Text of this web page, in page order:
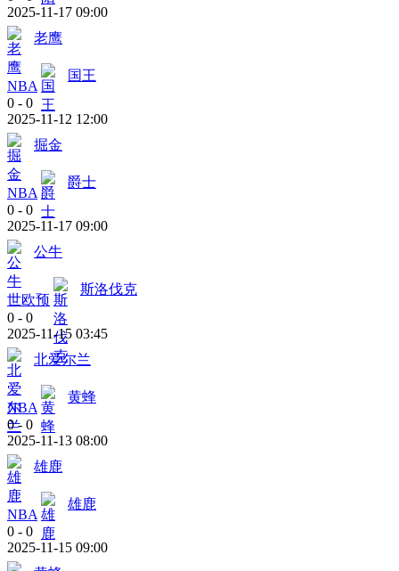
2025-11-17 09:00
老鹰
NBA
国王
0 - 0
2025-11-12 12:00
掘金
NBA
爵士
0 - 0
2025-11-17 09:00
公牛
世欧预
斯洛伐克
0 - 0
2025-11-15 03:45
北爱尔兰
NBA
黄蜂
0 - 0
2025-11-13 08:00
雄鹿
NBA
雄鹿
0 - 0
2025-11-15 09:00